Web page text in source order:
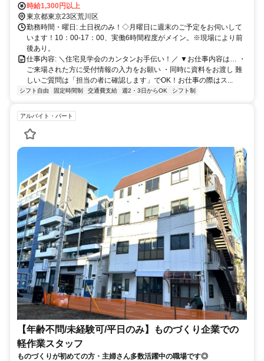
時給1,300円以上
東京都東京23区荒川区
勤務時間・曜日: 土日祝のみ！◇月曜日に週末のご予定をお伺いして
います！10：00-17：00、実働6時間程度がメイン。※現場により前
後あり。
仕事内容: ＼住宅見学会のカンタンお手伝い！／ ▼お仕事内容は… ・
ご来場された方に受付情報の入力をお願い ・同時に資料をお渡し 難
しいご質問は「担当の者に確認します」でOK！お仕事の際はス...
シフト自由 固定時間制 交通費支給 週2・3日からOK シフト制
アルバイト・パート
【年齢不問/未経験可/平日のみ】ものづくり企業での
軽作業スタッフ
ものづくりが初めての方・主婦さん多数活躍中の職場です◎